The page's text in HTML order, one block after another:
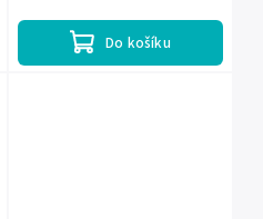
Do košíku